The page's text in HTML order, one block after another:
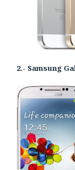
2.- Samsung